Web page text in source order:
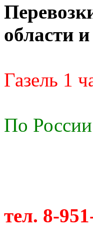
области
Газель 1
По
тел. 8-